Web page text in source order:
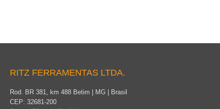
RITZ FERRAMENTAS LTDA.
Rod. BR 381, km 488 Betim | MG | Brasil
CEP: 32681-200